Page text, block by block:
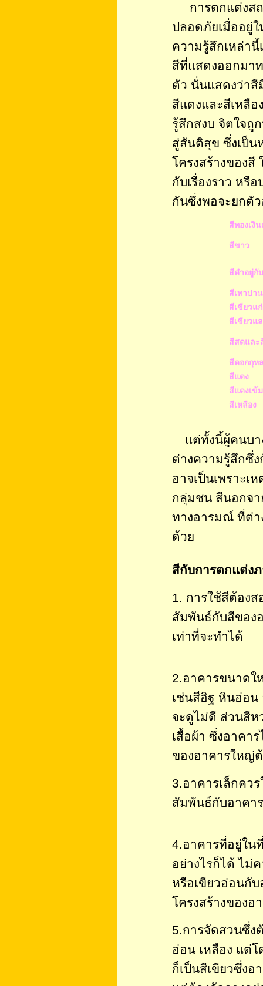
การตกแต่งสถ
ปลอดภัยเมื่ออยู่
ความรู้สึกเหล่านี้
สีที่แสดงออกมา
ตัว นั่นแสดงว่าสี
สีแดงและสีเหลือ
รู้สึกสงบ จิตใจถู
สู่สันติสุข ซึ่งเป็น
โครงสร้างของสี
กับเรื่องราว หรื
กันซึ่งพอจะยกตั
สีทองเงิ
สีขาว
สีดำอยู่กั
สีเทาปา
สีเขียวแ
สีเขียวแ
สีสดและ
สีดอกกุห
สีแดง
สีแดงเข้ม
สีเหลือง
แต่ทั้งนี้ผู้คนบ
ต่างความรู้สึกซึ่
อาจเป็นเพราะเ
กลุ่มชน สีนอกจา
ทางอารมณ์ ที่ต่า
ด้วย
สีกับการตกแต่ง
1. การใช้สีต้อง
สัมพันธ์กับสีของ
เท่าที่จะทำได้
2.อาคารขนาดใ
เช่นสีอิฐ หินอ่อน
จะดูไม่ดี ส่วนสีห
เสื้อผ้า ซึ่งอาคา
ของอาคารใหญ่
3.อาคารเล็กคว
สัมพันธ์กับอาคา
4.อาคารที่อยู่ใน
อย่างไรก็ได้ ไม่
หรือเขียวอ่อนกั
โครงสร้างของอ
5.การจัดสวนซึ่ง
อ่อน เหลือง แต่โ
ก็เป็นสีเขียวซึ่ง